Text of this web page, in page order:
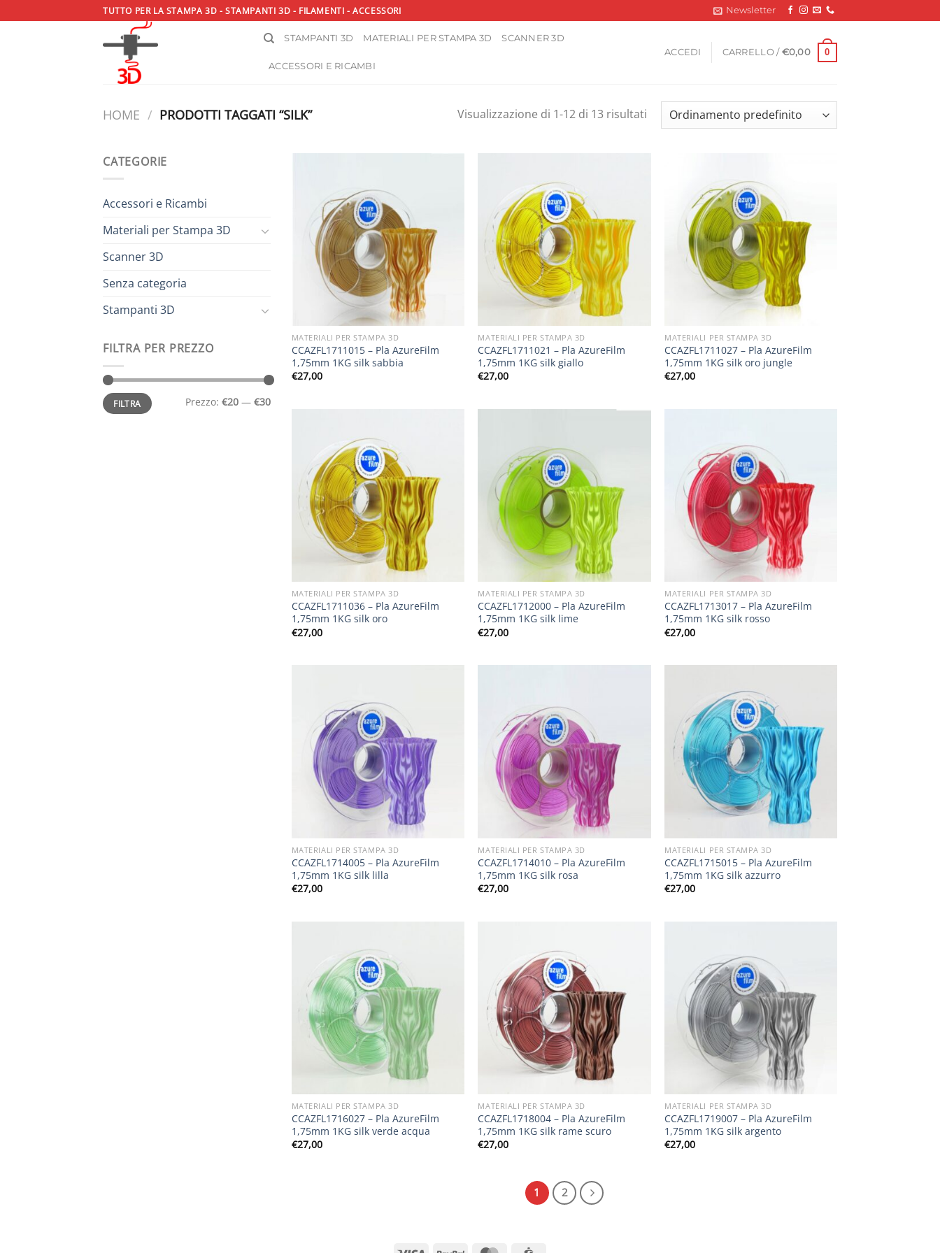
ai
TUTTO PER LA STAMPA 3D - STAMPANTI 3D - FILAMENTI - ACCESSORI Newsletter
STAMPANTI 3D MATERIALI PER STAMPA 3D SCANNER 3D
ACCESSORI E RICAMBI
ACCEDI CARRELLO / €0,00 0
HOME / PRODOTTI TAGGATI “SILK” Visualizzazione di 1-12 di 13 risultati
CATEGORIE
Accessori e Ricambi
Materiali per Stampa 3D
Scanner 3D
Senza categoria
Stampanti 3D
FILTRA PER PREZZO
Prezzo
Min
Prezzo
MaxFILTRA Prezzo: €20 — €30
MATERIALI PER STAMPA 3D
CCAZFL1711015 – Pla AzureFilm
1,75mm 1KG silk sabbia
€27,00
MATERIALI PER STAMPA 3D
CCAZFL1711021 – Pla AzureFilm
1,75mm 1KG silk giallo
€27,00
MATERIALI PER STAMPA 3D
CCAZFL1711027 – Pla AzureFilm
1,75mm 1KG silk oro jungle
€27,00
MATERIALI PER STAMPA 3D
CCAZFL1711036 – Pla AzureFilm
1,75mm 1KG silk oro
€27,00
MATERIALI PER STAMPA 3D
CCAZFL1712000 – Pla AzureFilm
1,75mm 1KG silk lime
€27,00
MATERIALI PER STAMPA 3D
CCAZFL1713017 – Pla AzureFilm
1,75mm 1KG silk rosso
€27,00
MATERIALI PER STAMPA 3D
CCAZFL1714005 – Pla AzureFilm
1,75mm 1KG silk lilla
€27,00
MATERIALI PER STAMPA 3D
CCAZFL1714010 – Pla AzureFilm
1,75mm 1KG silk rosa
€27,00
MATERIALI PER STAMPA 3D
CCAZFL1715015 – Pla AzureFilm
1,75mm 1KG silk azzurro
€27,00
MATERIALI PER STAMPA 3D
CCAZFL1716027 – Pla AzureFilm
1,75mm 1KG silk verde acqua
€27,00
MATERIALI PER STAMPA 3D
CCAZFL1718004 – Pla AzureFilm
1,75mm 1KG silk rame scuro
€27,00
MATERIALI PER STAMPA 3D
CCAZFL1719007 – Pla AzureFilm
1,75mm 1KG silk argento
€27,00
1 2